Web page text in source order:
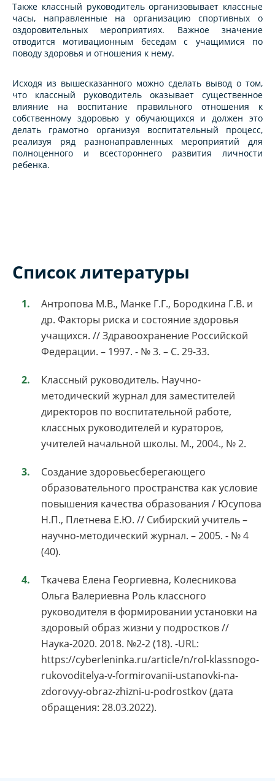
Также классный руководитель организовывает классные
часы, направленные на организацию спортивных о
оздоровительных мероприятиях. Важное значение
отводится мотивационным беседам с учащимися по
поводу здоровья и отношения к нему.
Исходя из вышесказанного можно сделать вывод о том,
что классный руководитель оказывает существенное
влияние на воспитание правильного отношения к
собственному здоровью у обучающихся и должен это
делать грамотно организуя воспитательный процесс,
реализуя ряд разнонаправленных мероприятий для
полноценного и всестороннего развития личности
ребенка.
Список литературы
Антропова М.В., Манке Г.Г., Бородкина Г.В. и
др. Факторы риска и состояние здоровья
учащихся. // Здравоохранение Российской
Федерации. – 1997. - № 3. – С. 29-33.
Классный руководитель. Научно-
методический журнал для заместителей
директоров по воспитательной работе,
классных руководителей и кураторов,
учителей начальной школы. М., 2004., № 2.
Создание здоровьесберегающего
образовательного пространства как условие
повышения качества образования / Юсупова
Н.П., Плетнева Е.Ю. // Сибирский учитель –
научно-методический журнал. – 2005. - № 4
(40).
Ткачева Елена Георгиевна, Колесникова
Ольга Валериевна Роль классного
руководителя в формировании установки на
здоровый образ жизни у подростков //
Наука-2020. 2018. №2-2 (18). -URL:
https://cyberleninka.ru/article/n/rol-klassnogo-
rukovoditelya-v-formirovanii-ustanovki-na-
zdorovyy-obraz-zhizni-u-podrostkov (дата
обращения: 28.03.2022).